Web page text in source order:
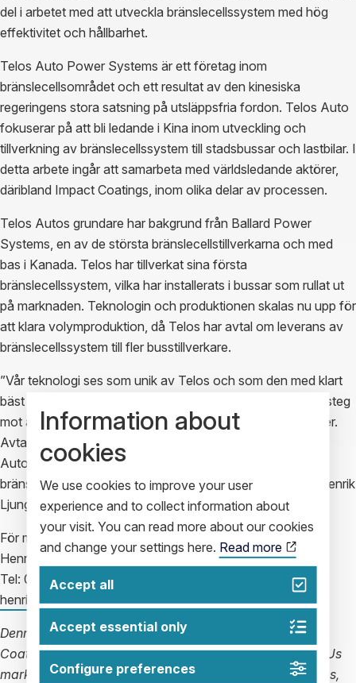
del i arbetet med att utveckla bränslecellssystem med hög
effektivitet och hållbarhet.
Telos Auto Power Systems är ett företag inom
bränslecellsområdet och ett resultat av den kinesiska
regeringens stora satsning på utsläppsfria fordon. Telos Auto
fokuserar på att bli ledande i Kina inom utveckling och
tillverkning av bränslecellssystem till stadsbussar och lastbilar. I
detta arbete ingår att samarbeta med världsledande aktörer,
däribland Impact Coatings, inom olika delar av processen.
Telos Autos grundare har bakgrund från Ballard Power
Systems, en av de största bränslecellstillverkarna och med
bas i Kanada. Telos har tillverkat sina första
bränslecellssystem, vilka har installerats i bussar som rullat ut
på marknaden. Teknologin och produktionen skalas nu upp för
att klara volymproduktion, då Telos har avtal om leverans av
bränslecellssystem till fler busstillverkare.
”Vår teknologi ses som unik av Telos och som den med klart
bäst prestanda. Att vi ingått detta samarbete är ett första steg
mot att vår beläggning används som standard världen över.
Avtalet lägger en grund för presumtiva affärer med Telos
Auto, men även fortsättningsvis med andra liknande
bränslecellstillverkare i Kina”, säger Impact Coatings VD Henrik
Ljungcrantz.
För mer information kontakta:
Henrik Ljungcrantz, VD
Tel: 070-663 55 80 eller e-mail:
henrik.ljungcrantz@impactcoatings.se
Denna information är sådan information som Impact
Coatings AB (publ) är skyldigt att offentliggöra enligt EUs
marknadsmissbruksförordning. Informationen lämnades,
Information about
cookies
We use cookies to improve your user
experience and to collect information about
your visit. You can read more about our cookies
and change your settings here. Read more
Accept all
Accept essential only
Configure preferences